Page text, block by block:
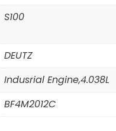
S100
DEUTZ
Indusrial Engine,4.038L
BF4M2012C